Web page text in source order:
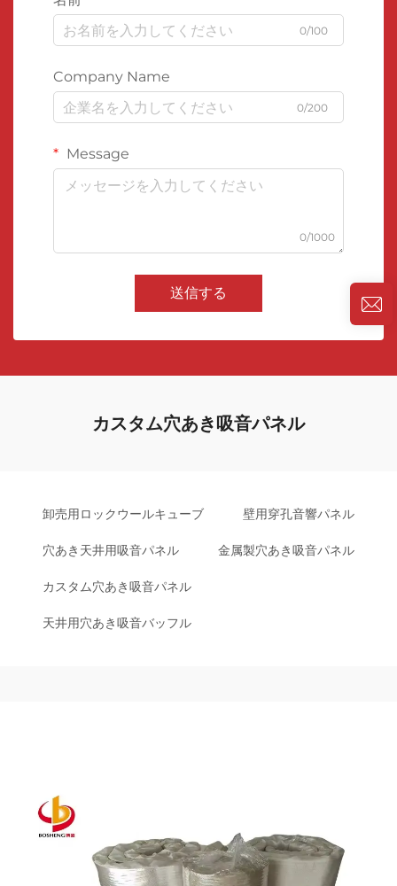
0/100
Company Name
0/200
Message
0/1000
送信する
カスタム穴あき吸音パネル
卸売用ロックウールキューブ 壁用穿孔音響パネル
穴あき天井用吸音パネル 金属製穴あき吸音パネル
カスタム穴あき吸音パネル
天井用穴あき吸音バッフル